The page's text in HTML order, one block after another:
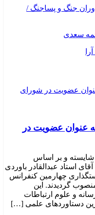
جنگ و پساجنگ /
سعدی
به عنوان عضویت در
شایسته و بر اساس
استاد عبدالقادر باوردی
چهارمین کنفرانس
گردیدند. این
و علوم ارتباطات
دستاوردهای علمی […]